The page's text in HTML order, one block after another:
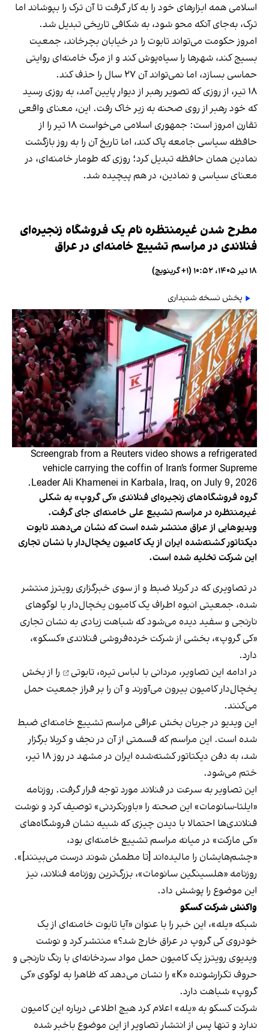
اسلامی همه ابزارهای خود را به کار گرفت تا آن ترک را بپوشاند اما
ترک، به‌جای آنکه محو شود، به شکافی تاریخی تبدیل شد.
امروز حکومت می‌تواند تابوت را در خیابان بچرخاند، جمعیت
بسیج کند، شهرها را سیاه‌پوش کند و از مرگ خامنه‌ای روایتی
حماسی بسازد، اما نمی‌تواند آن ۲۷ سال را حذف کند.
۱۸ تیر، از روزی که تصویر رهبر از دیوار پایین آمد، به روزی رسید
که خود رهبر از روی صحنه به زیر خاک رفت. این، معنای واقعی
تقارن امروز است: جمهوری اسلامی می‌خواست ۱۸ تیر را از
حافظه سیاسی جامعه پاک کند، اما تاریخ آن را به روز بازگشت
نمادین همان حافظه تبدیل کرد؛ روزی که طومار خامنه‌ای، در
معنای سیاسی و نمادین، در هم پیچیده شد.
مطرح شدن غیرمنتظره نام یک فروشگاه زنجیره‌ای
فنلاندی در مراسم تشییع خامنه‌ای در عراق
۱۸ تیر ۱۴۰۵، ۱۰:۵۲ (‎+۱ گرینویچ)
پخش نسخه شنیداری
Screengrab from a Reuters video shows a refrigerated
vehicle carrying the coffin of Iran’s former Supreme
Leader Ali Khamenei in Karbala, Iraq, on July 9, 2026.
گروه فروشگاه‌های زنجیره‌ای فنلاندی «کی گروپ» به شکلی
غیرمنتظره در مراسم تشییع علی خامنه‌ای جای گرفت.
ویدیوهایی از عراق منتشر شده است که نشان می‌دهند تابوت
دیکتاتور کشته‌شده ایران از یک کامیون یخچال‌دار با نشان تجاری
این شرکت تخلیه شده است.
در تصاویری که در کربلا ضبط و از سوی خبرگزاری رویترز منتشر
شده، جمعیتی انبوه اطراف یک کامیون یخچال‌دار با لوگوهای
نارنجی و سفید دیده می‌شود که شباهت زیادی به نشان تجاری
«کی گروپ»، بخشی از شرکت خرده‌فروشی فنلاندی «کسکو»،
دارد.
در ادامه این تصاویر، مردانی با لباس تیره، تابوتی
را از بخش
یخچال‌دار کامیون بیرون می‌آورند و آن را بر فراز جمعیت حمل
می‌کنند.
این ویدیو در جریان بخش عراقی مراسم تشییع خامنه‌ای ضبط
شده است. این مراسم که قسمتی از آن در نجف و کربلا برگزار
شد، به دفن دیکتاتور کشته‌شده ایران
در مشهد در روز ۱۸ تیر،
ختم می‌شود.
این تصاویر به سرعت در فنلاند مورد توجه قرار گرفت. روزنامه
«ایلتا-سانومات» این صحنه را «باورنکردنی» توصیف کرد و نوشت
فنلاندی‌ها احتمالا با دیدن چیزی که شبیه نشان فروشگاه‌های
«کی مارکت» در میانه مراسم تشییع خامنه‌ای بود،
«چشم‌هایشان را مالیده‌اند [تا مطمئن شوند درست می‌بینند]».
روزنامه «هلسینگین سانومات»، بزرگ‌ترین روزنامه فنلاند، نیز
این موضوع را پوشش داد.
واکنش شرکت کسکو
شبکه «یله»، این خبر را با عنوان «آیا تابوت خامنه‌ای از یک
خودروی کی گروپ در عراق خارج شد؟» منتشر کرد و نوشت
ویدیوی رویترز یک کامیون حمل مواد سردخانه‌ای با رنگ نارنجی و
حروف تکرارشونده «K» را نشان می‌دهد که ظاهرا به لوگوی «کی
گروپ» شباهت دارد.
شرکت کسکو به «یله» اعلام کرد هیچ اطلاعی درباره این کامیون
ندارد و تنها پس از انتشار تصاویر از این موضوع باخبر شده